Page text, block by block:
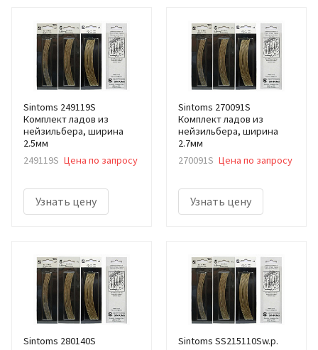
Sintoms 249119S
Комплект ладов из
нейзильбера, ширина
2.5мм
249119S Цена по запросу
Узнать цену
Sintoms 270091S
Комплект ладов из
нейзильбера, ширина
2.7мм
270091S Цена по запросу
Узнать цену
Sintoms 280140S
Sintoms SS215110Sw.p.